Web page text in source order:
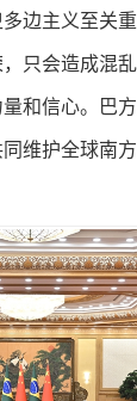
边主义至关重
只会造成混
和信心。巴
维护全球南